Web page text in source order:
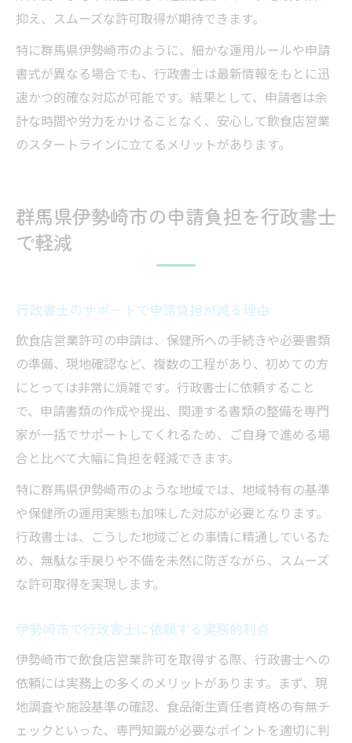
抑え、スムーズな許可取得が期待できます。
特に群馬県伊勢崎市のように、細かな運用ルールや申請
書式が異なる場合でも、行政書士は最新情報をもとに迅
速かつ的確な対応が可能です。結果として、申請者は余
計な時間や労力をかけることなく、安心して飲食店営業
のスタートラインに立てるメリットがあります。
群馬県伊勢崎市の申請負担を行政書士
で軽減
行政書士のサポートで申請負担が減る理由
飲食店営業許可の申請は、保健所への手続きや必要書類
の準備、現地確認など、複数の工程があり、初めての方
にとっては非常に煩雑です。行政書士に依頼すること
で、申請書類の作成や提出、関連する書類の整備を専門
家が一括でサポートしてくれるため、ご自身で進める場
合と比べて大幅に負担を軽減できます。
特に群馬県伊勢崎市のような地域では、地域特有の基準
や保健所の運用実態も加味した対応が必要となります。
行政書士は、こうした地域ごとの事情に精通しているた
め、無駄な手戻りや不備を未然に防ぎながら、スムーズ
な許可取得を実現します。
伊勢崎市で行政書士に依頼する実務的利点
伊勢崎市で飲食店営業許可を取得する際、行政書士への
依頼には実務上の多くのメリットがあります。まず、現
地調査や施設基準の確認、食品衛生責任者資格の有無チ
ェックといった、専門知識が必要なポイントを適切に判